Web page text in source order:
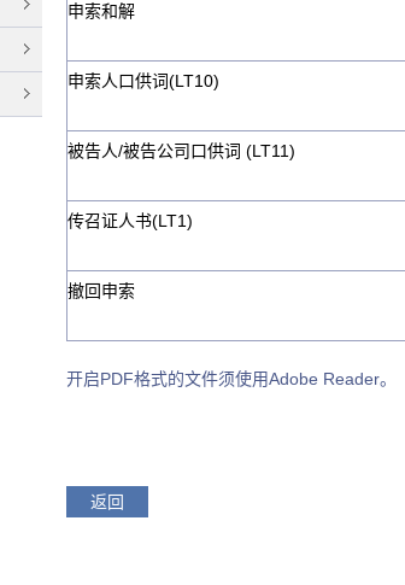
申索和解
申索人口供词(LT10)
被告人/被告公司口供词 (LT11)
传召证人书(LT1)
撤回申索
开启PDF格式的文件须使用Adobe Reader。
返回